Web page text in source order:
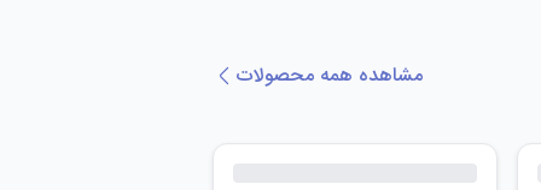
مشاهده همه محصولات